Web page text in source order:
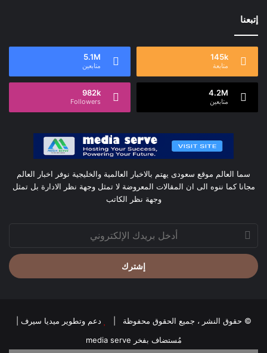
إتبعنا
145k
متابعة
5.1M
متابعين
4.2M
متابعين
982k
Followers
سما العالم موقع سعودى يهتم بالاخبار العالمية والخليجية نوفر اخبار العالم
مجانا كما ننوه الى ان المقالات المعروضة لا تمثل وجهة نظر الادارة بل تمثل
وجهة نظر الكاتب
أدخل
بريدك
الإلكتروني
© حقوق النشر ، جميع الحقوق محفوظة | دعم وتطوير ميديا سيرف
مُستضاف بفخر media serve